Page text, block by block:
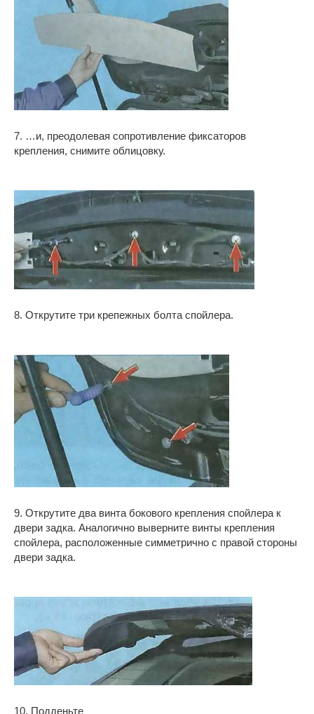
7. …и, преодолевая сопротивление фиксаторов
крепления, снимите облицовку.
8. Открутите три крепежных болта спойлера.
9. Открутите два винта бокового крепления спойлера к
двери задка. Аналогично выверните винты крепления
спойлера, расположенные симметрично с правой стороны
двери задка.
10. Подденьте